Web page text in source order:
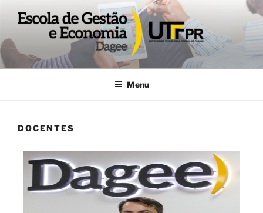
DAGEE
Departamento acadêmico de Gestão e Economia UTFPR
Menu
DOCENTES